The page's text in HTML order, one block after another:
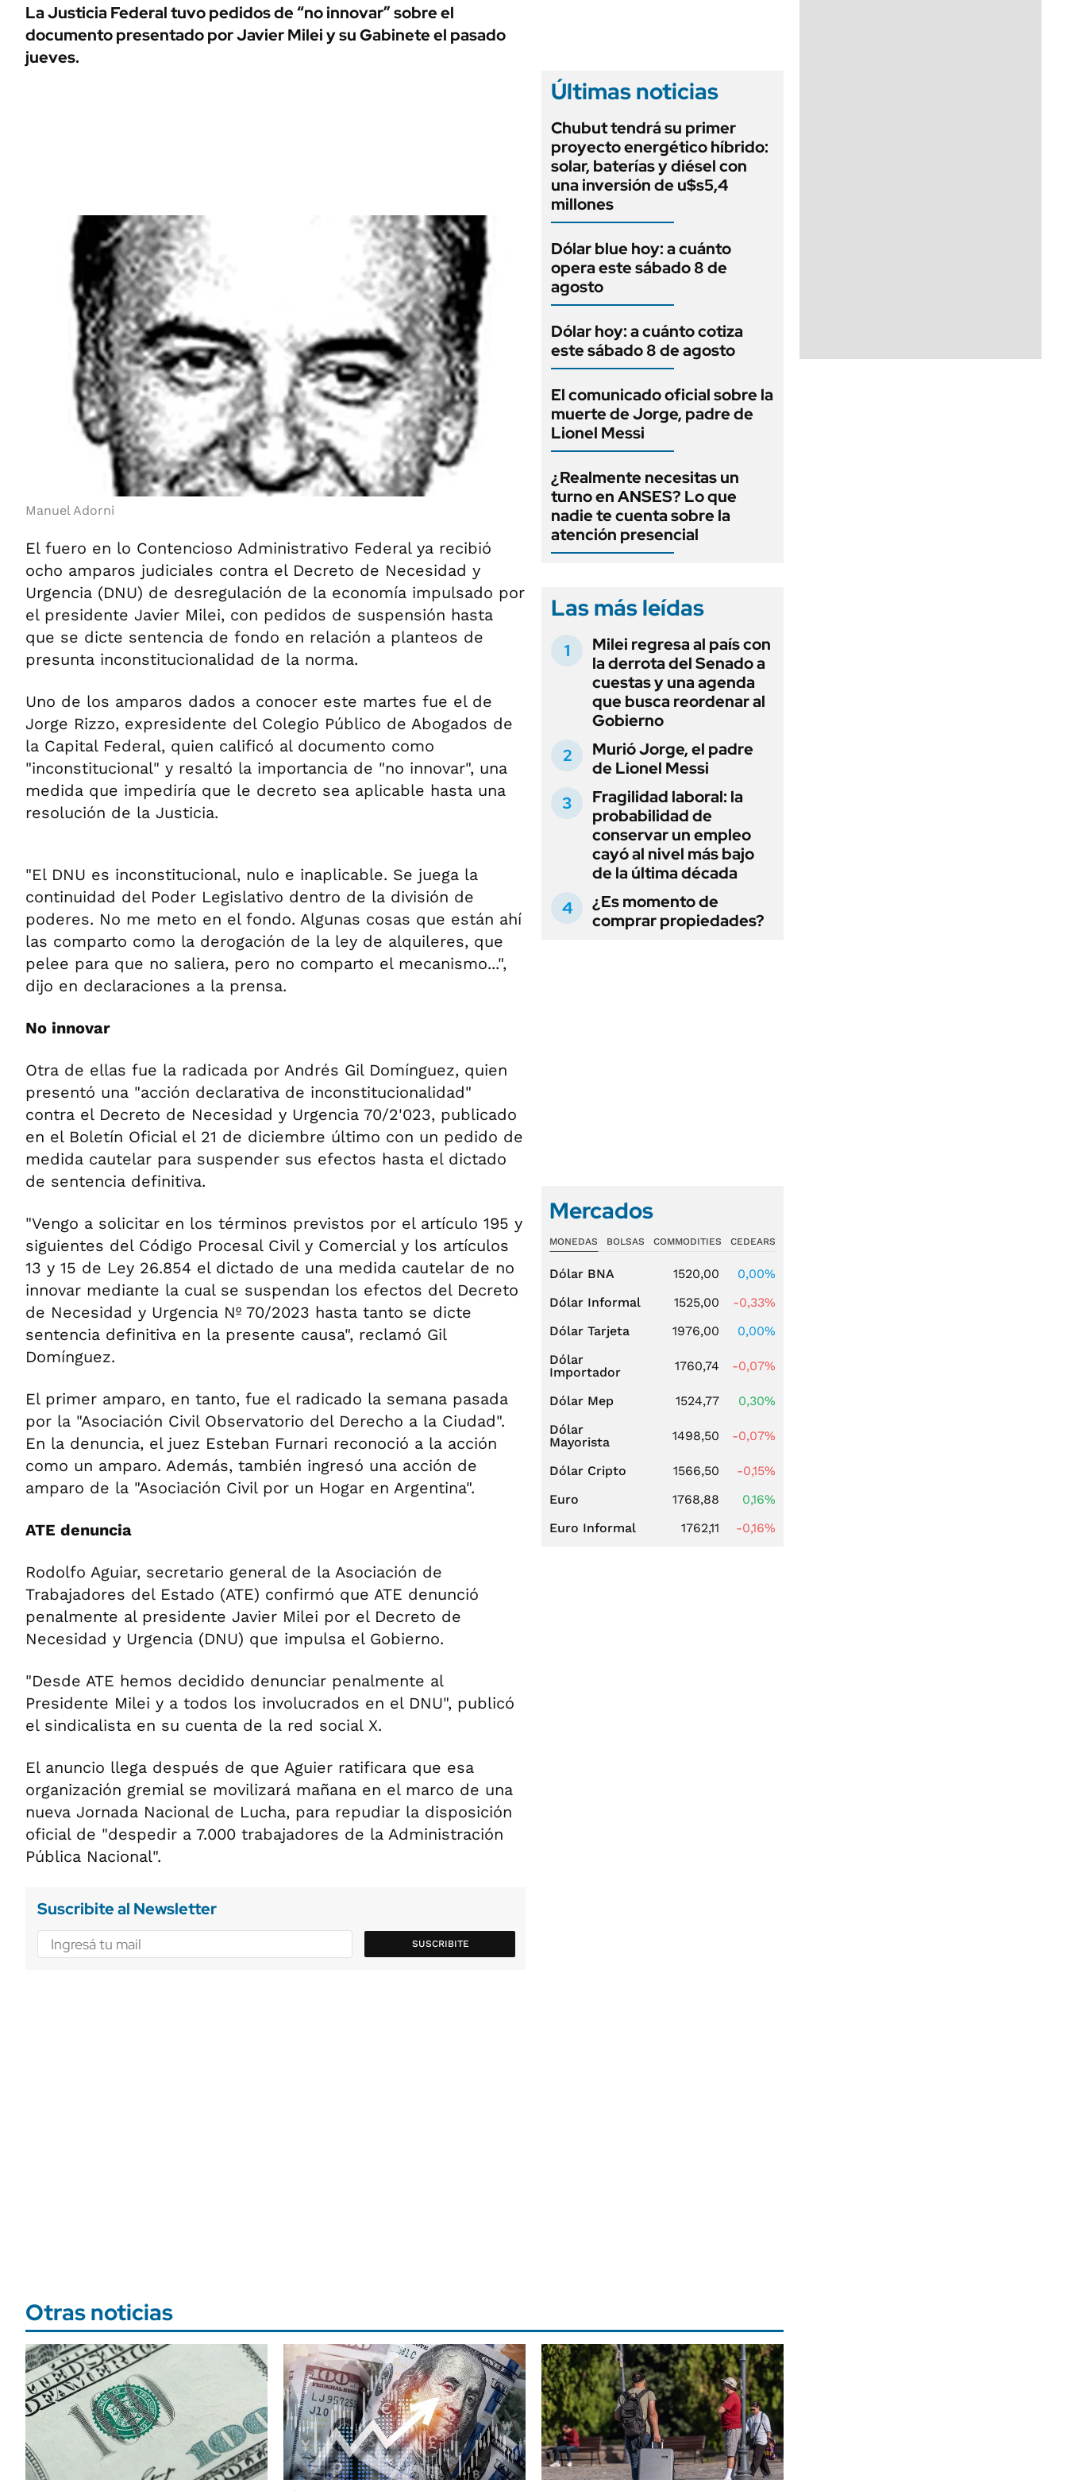
ÁMBITO DEBATE
MEDIAKIT AMBITO DEBATE
LIFESTYLE
AUTOS
La Justicia Federal tuvo pedidos de “no innovar” sobre el
documento presentado por Javier Milei y su Gabinete el pasado
jueves.
Manuel Adorni
El fuero en lo Contencioso Administrativo Federal ya recibió
ocho amparos judiciales contra el Decreto de Necesidad y
Urgencia (DNU) de desregulación de la economía impulsado por
el presidente Javier Milei, con pedidos de suspensión hasta
que se dicte sentencia de fondo en relación a planteos de
presunta inconstitucionalidad de la norma.
Uno de los amparos dados a conocer este martes fue el de
Jorge Rizzo, expresidente del Colegio Público de Abogados de
la Capital Federal, quien calificó al documento como
"inconstitucional" y resaltó la importancia de "no innovar", una
medida que impediría que le decreto sea aplicable hasta una
resolución de la Justicia.
"El DNU es inconstitucional, nulo e inaplicable. Se juega la
continuidad del Poder Legislativo dentro de la división de
poderes. No me meto en el fondo. Algunas cosas que están ahí
las comparto como la derogación de la ley de alquileres, que
pelee para que no saliera, pero no comparto el mecanismo...",
dijo en declaraciones a la prensa.
No innovar
Otra de ellas fue la radicada por Andrés Gil Domínguez, quien
presentó una "acción declarativa de inconstitucionalidad"
contra el Decreto de Necesidad y Urgencia 70/2'023, publicado
en el Boletín Oficial el 21 de diciembre último con un pedido de
medida cautelar para suspender sus efectos hasta el dictado
de sentencia definitiva.
"Vengo a solicitar en los términos previstos por el artículo 195 y
siguientes del Código Procesal Civil y Comercial y los artículos
13 y 15 de Ley 26.854 el dictado de una medida cautelar de no
innovar mediante la cual se suspendan los efectos del Decreto
de Necesidad y Urgencia Nº 70/2023 hasta tanto se dicte
sentencia definitiva en la presente causa", reclamó Gil
Domínguez.
El primer amparo, en tanto, fue el radicado la semana pasada
por la "Asociación Civil Observatorio del Derecho a la Ciudad".
En la denuncia, el juez Esteban Furnari reconoció a la acción
como un amparo. Además, también ingresó una acción de
amparo de la "Asociación Civil por un Hogar en Argentina".
ATE denuncia
Rodolfo Aguiar, secretario general de la Asociación de
Trabajadores del Estado (ATE) confirmó que ATE denunció
penalmente al presidente Javier Milei por el Decreto de
Necesidad y Urgencia (DNU) que impulsa el Gobierno.
"Desde ATE hemos decidido denunciar penalmente al
Presidente Milei y a todos los involucrados en el DNU", publicó
el sindicalista en su cuenta de la red social X.
El anuncio llega después de que Aguier ratificara que esa
organización gremial se movilizará mañana en el marco de una
nueva Jornada Nacional de Lucha, para repudiar la disposición
oficial de "despedir a 7.000 trabajadores de la Administración
Pública Nacional".
Suscribite al Newsletter
SUSCRIBITE
Últimas noticias
Chubut tendrá su primer
proyecto energético híbrido:
solar, baterías y diésel con
una inversión de u$s5,4
millones
Dólar blue hoy: a cuánto
opera este sábado 8 de
agosto
Dólar hoy: a cuánto cotiza
este sábado 8 de agosto
El comunicado oficial sobre la
muerte de Jorge, padre de
Lionel Messi
¿Realmente necesitas un
turno en ANSES? Lo que
nadie te cuenta sobre la
atención presencial
Las más leídas
Milei regresa al país con
la derrota del Senado a
cuestas y una agenda
que busca reordenar al
Gobierno
Murió Jorge, el padre
de Lionel Messi
Fragilidad laboral: la
probabilidad de
conservar un empleo
cayó al nivel más bajo
de la última década
¿Es momento de
comprar propiedades?
Mercados
MONEDAS BOLSAS COMMODITIES CEDEARS
Dólar BNA 1520,00
0,00%
Dólar Informal
1525,00
-0,33%
Dólar Tarjeta
1976,00
0,00%
Dólar
Importador
1760,74 -0,07%
Dólar Mep 1524,77
0,30%
Dólar
Mayorista
1498,50 -0,07%
Dólar Cripto 1566,50
-0,15%
Euro
1768,88
0,16%
Euro Informal
1762,11 -0,16%
Otras noticias